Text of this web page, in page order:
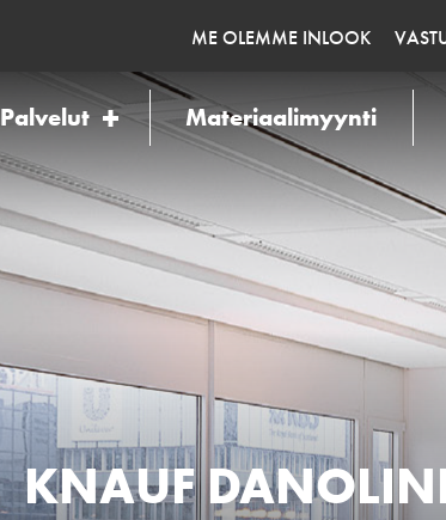
ME OLEMME INLOOK
Palvelut Materiaalimyynti
KNAUF